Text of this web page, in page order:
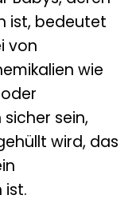
ist, bedeutet
von
wie
sein,
wird, das
ist.